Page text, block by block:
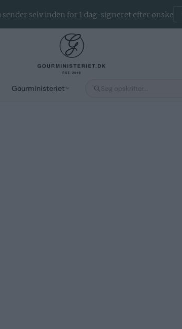
Gourministeriet
selv inden for 1 dag · signeret efter ønske